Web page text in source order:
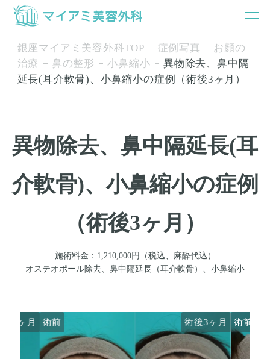
銀座マイアミ美容外科TOP 症例写真
お顔の
治療
鼻の整形 小鼻縮小
異物除去、鼻中隔
延長(耳介軟骨)、小鼻縮小の症例（術後3ヶ月）
異物除去、鼻中隔延長(耳
介軟骨)、小鼻縮小の症例
（術後3ヶ月）
施術料金：1,210,000円（税込、麻酔代込）
オステオポール除去、鼻中隔延長（耳介軟骨）、小鼻縮小
後3ヶ月 術前 術後3ヶ月 術前